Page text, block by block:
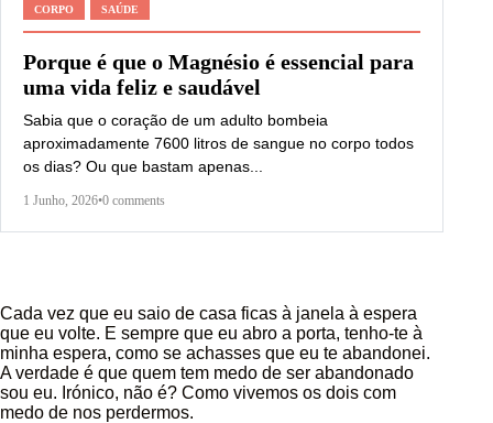
CORPO SAÚDE
Porque é que o Magnésio é essencial para
uma vida feliz e saudável
Sabia que o coração de um adulto bombeia
aproximadamente 7600 litros de sangue no corpo todos
os dias? Ou que bastam apenas...
1 Junho, 2026•0 comments
Cada vez que eu saio de casa ficas à janela à espera
que eu volte. E sempre que eu abro a porta, tenho-te à
minha espera, como se achasses que eu te abandonei.
A verdade é que quem tem medo de ser abandonado
sou eu. Irónico, não é? Como vivemos os dois com
medo de nos perdermos.